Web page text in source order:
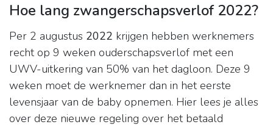
Hoe lang zwangerschapsverlof 2022?
Per 2 augustus 2022 krijgen hebben werknemers
recht op 9 weken ouderschapsverlof met een
UWV-uitkering van 50% van het dagloon. Deze 9
weken moet de werknemer dan in het eerste
levensjaar van de baby opnemen. Hier lees je alles
over deze nieuwe regeling over het betaald